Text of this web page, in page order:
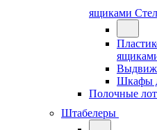
ящиками
Шкафы
Полочные
Штабелеры